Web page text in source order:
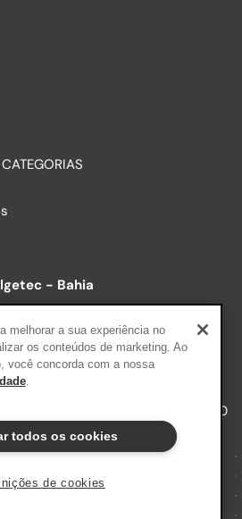
CATEGORIAS
- Bahia
- Edtech Plataforma A
Porto Alegre RS, 90220-190
Todos os direitos reservados
melhorar a sua experiência no
os conteúdos de marketing. Ao
você concorda com a nossa
.
todos os cookies
de cookies